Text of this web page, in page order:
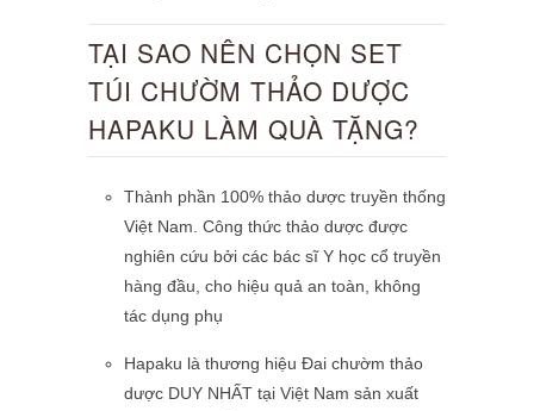
TẠI SAO NÊN CHỌN SET
TÚI CHƯỜM THẢO DƯỢC
HAPAKU LÀM QUÀ TẶNG?
Thành phần 100% thảo dược truyền thống
Việt Nam. Công thức thảo dược được
nghiên cứu bởi các bác sĩ Y học cổ truyền
hàng đầu, cho hiệu quả an toàn, không
tác dụng phụ
Hapaku là thương hiệu Đai chườm thảo
dược DUY NHẤT tại Việt Nam sản xuất